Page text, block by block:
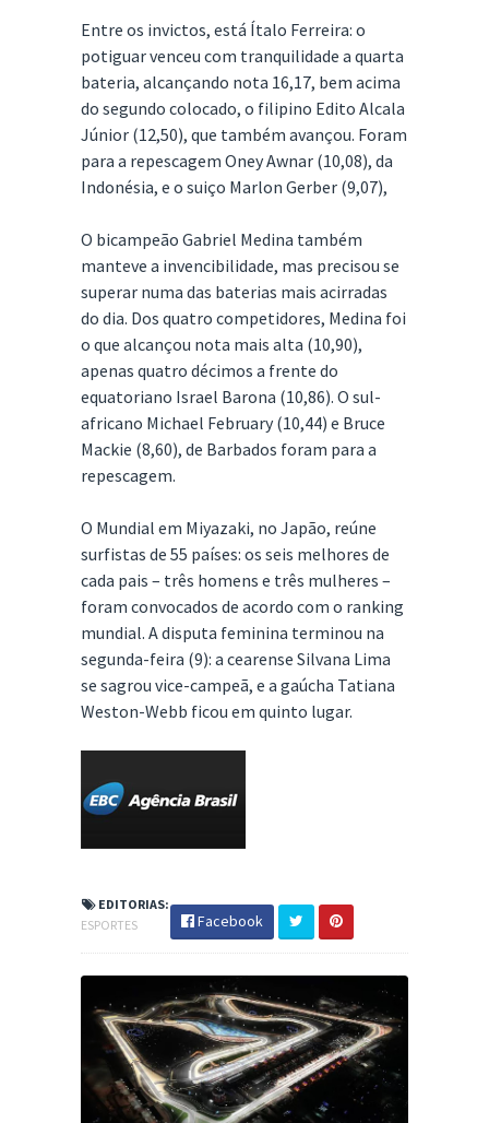
Entre os invictos, está Ítalo Ferreira: o
potiguar venceu com tranquilidade a quarta
bateria, alcançando nota 16,17, bem acima
do segundo colocado, o filipino Edito Alcala
Júnior (12,50), que também avançou. Foram
para a repescagem Oney Awnar (10,08), da
Indonésia, e o suiço Marlon Gerber (9,07),
O bicampeão Gabriel Medina também
manteve a invencibilidade, mas precisou se
superar numa das baterias mais acirradas
do dia. Dos quatro competidores, Medina foi
o que alcançou nota mais alta (10,90),
apenas quatro décimos a frente do
equatoriano Israel Barona (10,86). O sul-
africano Michael February (10,44) e Bruce
Mackie (8,60), de Barbados foram para a
repescagem.
O Mundial em Miyazaki, no Japão, reúne
surfistas de 55 países: os seis melhores de
cada pais – três homens e três mulheres –
foram convocados de acordo com o ranking
mundial. A disputa feminina terminou na
segunda-feira (9): a cearense Silvana Lima
se sagrou vice-campeã, e a gaúcha Tatiana
Weston-Webb ficou em quinto lugar.
EDITORIAS:
ESPORTES
Facebook